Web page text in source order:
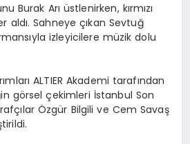
Burak Arı üstlenirken, kırmızı
aldı. Sahneye çıkan Sevtuğ
izleyicilere müzik dolu
ALTIER Akademi tarafından
görsel çekimleri İstanbul Son
Özgür Bilgili ve Cem Savaş